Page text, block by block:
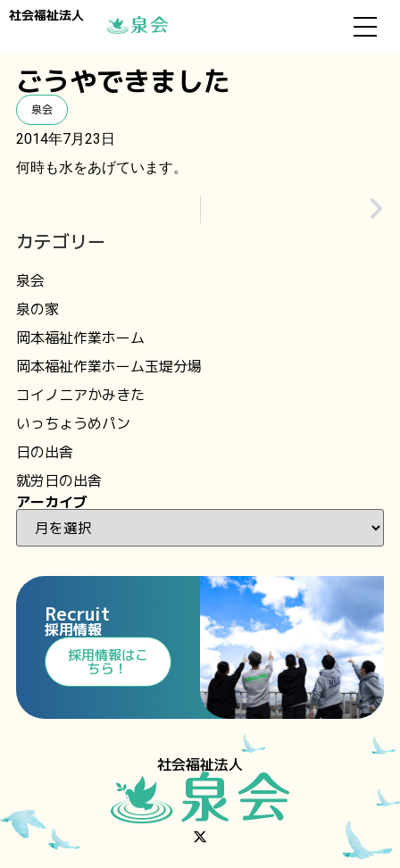
社会福祉法人
ごうやできました
泉会
2014年7月23日
何時も水をあげています。
カテゴリー
泉会
泉の家
岡本福祉作業ホーム
岡本福祉作業ホーム玉堤分場
コイノニアかみきた
いっちょうめパン
日の出舎
就労日の出舎
アーカイブ
Recruit
採用情報
⁩採用情報⁩はこ
ちら！
社会福祉法人